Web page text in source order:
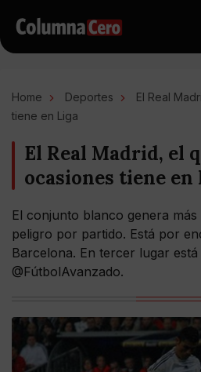
Home Deportes
El Real
tiene en Liga
El Real Madrid, el
ocasiones tiene en
El conjunto blanco genera más
peligro por partido. Está por
Barcelona. En tercer lugar
@FútbolAvanzado.